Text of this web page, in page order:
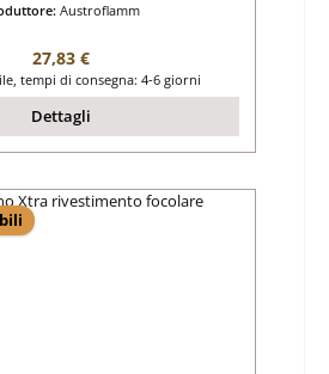
Austroflamm
Prezzo normale:
27,83 €
tempi di consegna: 4-6 giorni
Dettagli